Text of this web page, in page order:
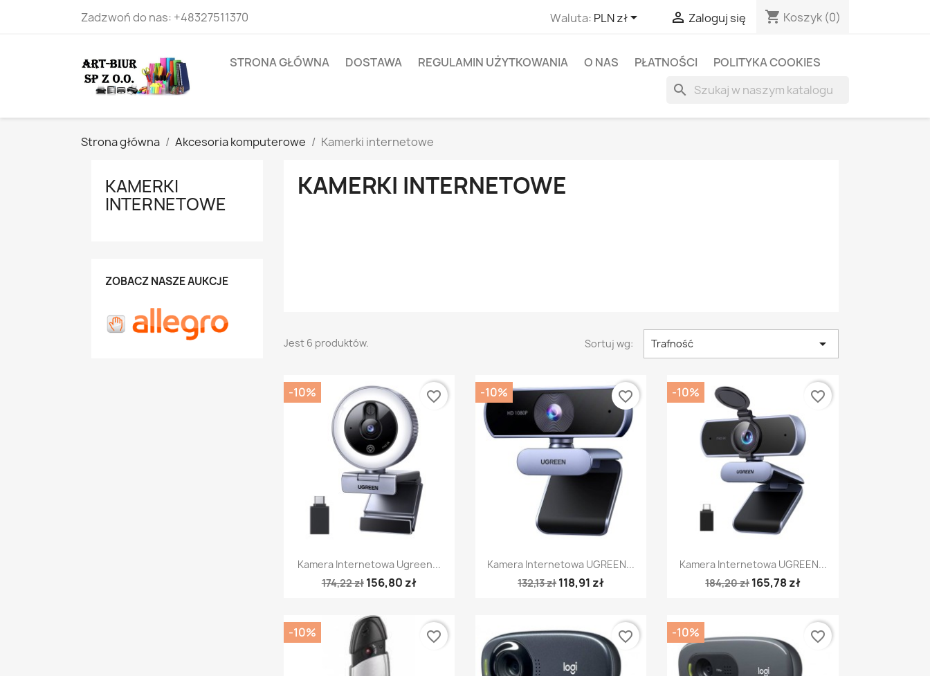
Zadzwoń do nas: +48327511370 Waluta: PLN zł  Zaloguj się shopping_cart Koszyk (0)
STRONA GŁÓWNA DOSTAWA REGULAMIN UŻYTKOWANIA O NAS PŁATNOŚCI POLITYKA COOKIES
search
Strona główna Akcesoria komputerowe Kamerki internetowe
KAMERKI
INTERNETOWE
ZOBACZ NASZE AUKCJE
KAMERKI INTERNETOWE
Jest 6 produktów. Sortuj wg: Trafność 
Szybki podgląd
Kamera Internetowa Ugreen...
174,22 zł 156,80 zł
-10% favorite_border
Szybki podgląd
Kamera Internetowa UGREEN...
132,13 zł118,91 zł
-10% favorite_border
Szybki podgląd
Kamera Internetowa UGREEN...
184,20 zł165,78 zł
-10% favorite_border
-10% favorite_border favorite_border -10% favorite_border